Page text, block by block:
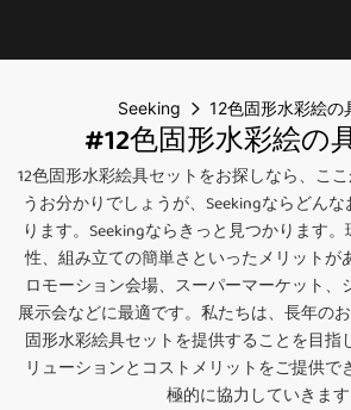
Seeking 12色固形水彩絵の
#12色固形水彩絵の
12色固形水彩絵具セットをお探しなら、こ
うお分かりでしょうが、Seekingならどん
ります。Seekingならきっと見つかります
性、組み立ての簡単さといったメリットが
ロモーション会場、スーパーマーケット、
展示会などに最適です。私たちは、長年の
固形水彩絵具セットを提供することを目指
リューションとコストメリットをご提供で
極的に協力していきます